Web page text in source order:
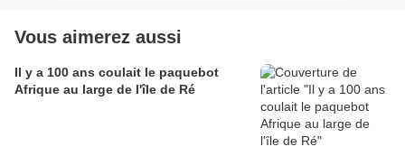
Vous aimerez aussi
Il y a 100 ans coulait le paquebot
Afrique au large de l'île de Ré